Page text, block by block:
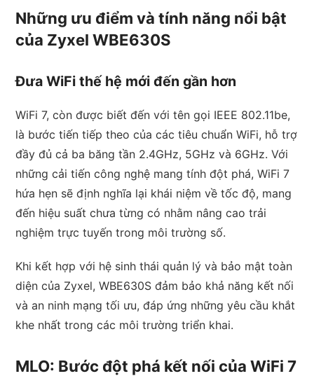
Những ưu điểm và tính năng nổi bật
của Zyxel WBE630S
Đưa WiFi thế hệ mới đến gần hơn
WiFi 7, còn được biết đến với tên gọi IEEE 802.11be,
là bước tiến tiếp theo của các tiêu chuẩn WiFi, hỗ trợ
đầy đủ cả ba băng tần 2.4GHz, 5GHz và 6GHz. Với
những cải tiến công nghệ mang tính đột phá, WiFi 7
hứa hẹn sẽ định nghĩa lại khái niệm về tốc độ, mang
đến hiệu suất chưa từng có nhằm nâng cao trải
nghiệm trực tuyến trong môi trường số.
Khi kết hợp với hệ sinh thái quản lý và bảo mật toàn
diện của Zyxel, WBE630S đảm bảo khả năng kết nối
và an ninh mạng tối ưu, đáp ứng những yêu cầu khắt
khe nhất trong các môi trường triển khai.
MLO: Bước đột phá kết nối của WiFi 7